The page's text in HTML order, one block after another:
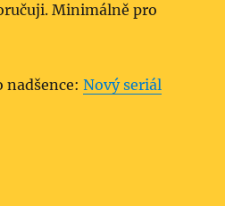
Minimálně pro
nadšence:Nový seriál